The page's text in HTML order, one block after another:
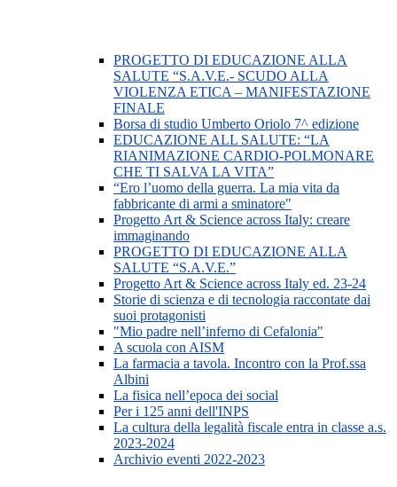
PROGETTO DI EDUCAZIONE ALLA
SALUTE “S.A.V.E.- SCUDO ALLA
VIOLENZA ETICA – MANIFESTAZIONE
FINALE
Borsa di studio Umberto Oriolo 7^ edizione
EDUCAZIONE ALL SALUTE: “LA
RIANIMAZIONE CARDIO-POLMONARE
CHE TI SALVA LA VITA”
“Ero l’uomo della guerra. La mia vita da
fabbricante di armi a sminatore"
Progetto Art & Science across Italy: creare
immaginando
PROGETTO DI EDUCAZIONE ALLA
SALUTE “S.A.V.E.”
Progetto Art & Science across Italy ed. 23-24
Storie di scienza e di tecnologia raccontate dai
suoi protagonisti
"Mio padre nell’inferno di Cefalonia"
A scuola con AISM
La farmacia a tavola. Incontro con la Prof.ssa
Albini
La fisica nell’epoca dei social
Per i 125 anni dell'INPS
La cultura della legalità fiscale entra in classe a.s.
2023-2024
Archivio eventi 2022-2023